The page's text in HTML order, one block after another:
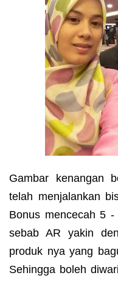
Gambar kenangan
telah menjalankan
Bonus mencecah 5
sebab AR yakin
produk nya yang
Sehingga boleh